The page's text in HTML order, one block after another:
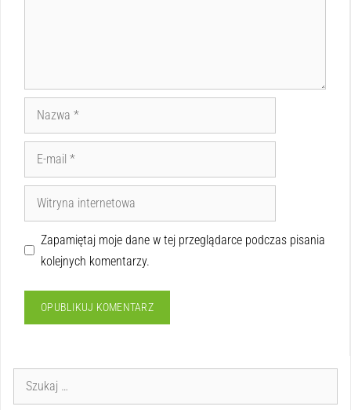
Zapamiętaj moje dane w tej przeglądarce podczas pisania
kolejnych komentarzy.